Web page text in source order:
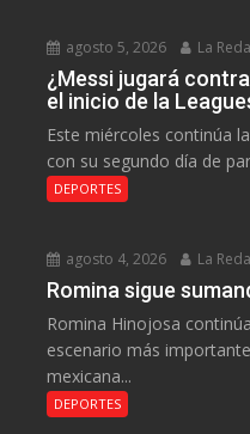
agosto 5, 2026 La
¿Messi jugará
el inicio de la
Este miércoles continúa
con su segundo día de
DEPORTES
agosto 4, 2026 La
Romina sigue
Romina Hinojosa
escenario más
mexicana...
DEPORTES